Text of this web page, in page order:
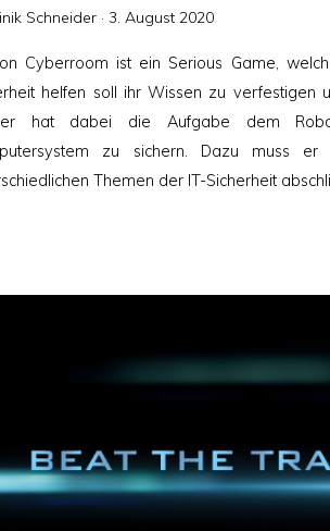
Schneider · Veröffentlicht
3. August 2020
Cyberroom ist ein Serious Game,
helfen soll ihr Wissen zu verfestigen
hat dabei die Aufgabe dem
zu sichern. Dazu muss er
Themen der IT-Sicherheit